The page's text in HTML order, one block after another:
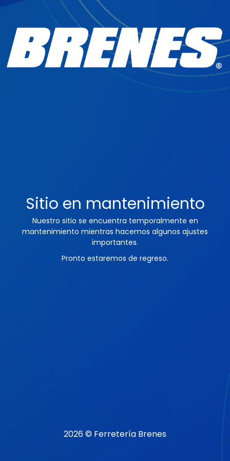
Sitio en mantenimiento
Nuestro sitio se encuentra temporalmente en
mantenimiento mientras hacemos algunos ajustes
importantes.
Pronto estaremos de regreso.
2026 © Ferretería Brenes